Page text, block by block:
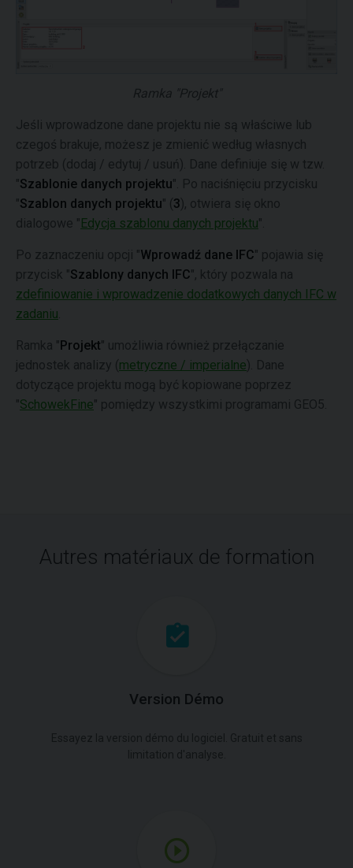
Ramka "Projekt"
Jeśli wprowadzone dane projektu nie są właściwe lub
czegoś brakuje, możesz je zmienić według własnych
potrzeb (dodaj / edytuj / usuń). Dane definiuje się w tzw.
"Szablonie danych projektu". Po naciśnięciu przycisku
"Szablon danych projektu" ( 3), otwiera się okno
dialogowe "Edycja szablonu danych projektu".
Po zaznaczeniu opcji "Wprowadź dane IFC" pojawia się
przycisk "Szablony danych IFC", który pozwala na
zdefiniowanie i wprowadzenie dodatkowych danych IFC w
zadaniu
Ramka "Projekt" umożliwia również przełączanie
jednostek analizy ( metryczne / imperialne). Dane
dotyczące projektu mogą być kopiowane poprzez
"SchowekFine" pomiędzy wszystkimi programami GEO5.
Autres matériaux de formation
Version Démo